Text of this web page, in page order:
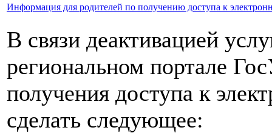
Информация для родителей по получению доступа к
В связи деактивацией
региональном портале
получения доступа к
сделать следующее: